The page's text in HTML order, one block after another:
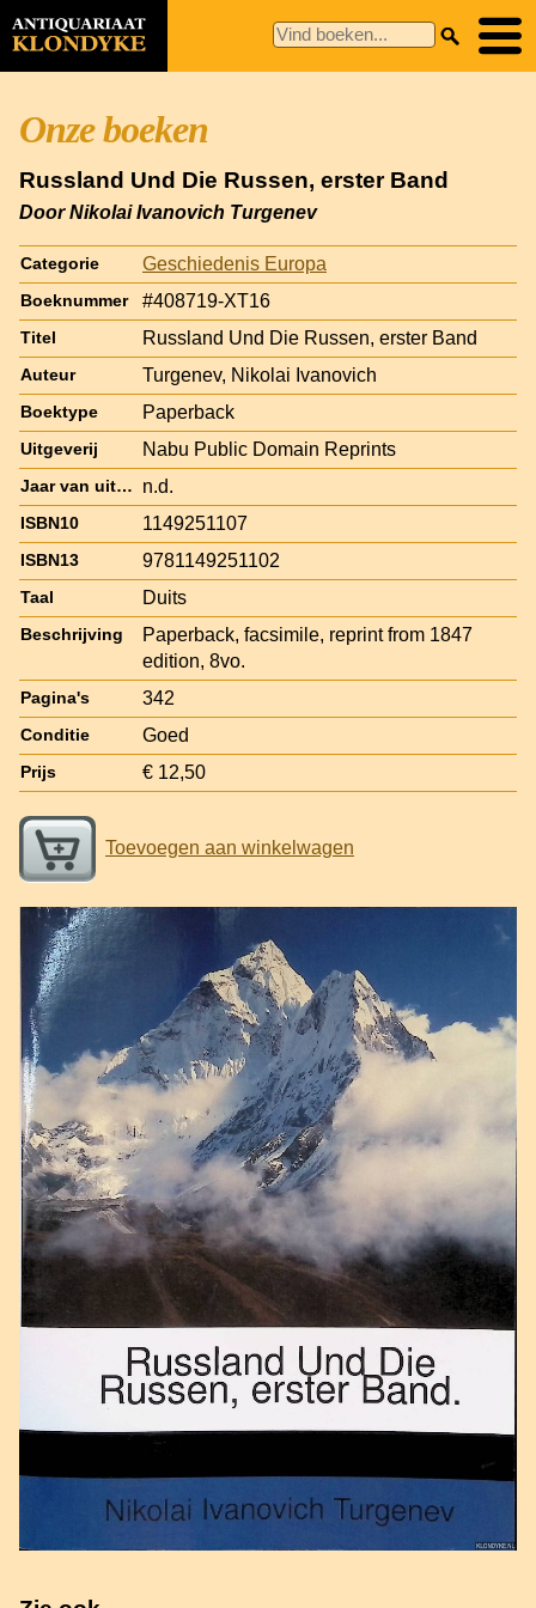
Onze boeken
Russland Und Die Russen, erster Band
Door Nikolai Ivanovich Turgenev
Categorie Geschiedenis Europa
Boeknummer #408719-XT16
Titel Russland Und Die Russen, erster Band
Auteur Turgenev, Nikolai Ivanovich
Boektype Paperback
Uitgeverij Nabu Public Domain Reprints
Jaar van uitgave n.d.
ISBN10 1149251107
ISBN13 9781149251102
Taal Duits
Beschrijving
Paperback, facsimile, reprint from 1847
edition, 8vo.
Pagina's 342
Conditie Goed
Prijs € 12,50
Toevoegen aan winkelwagen